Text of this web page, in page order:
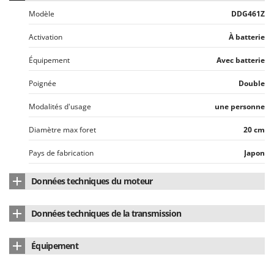
Shark
Simatech
Sirman
Skil
Smartwood
Smeg
Snapper
Solidur
Spice Electronics
Spiralmac
Spring Protezione
Stanley
Modèle DDG461Z
Activation À batterie
Équipement Avec batterie
Poignée Double
Modalités d'usage une personne
Diamètre max foret 20 cm
Pays de fabrication Japon
Données techniques du moteur
Type de moteur À batterie
Puissance nominale (W)
Données techniques de la transmission
Nombre de vitesses avant 1
Équipement